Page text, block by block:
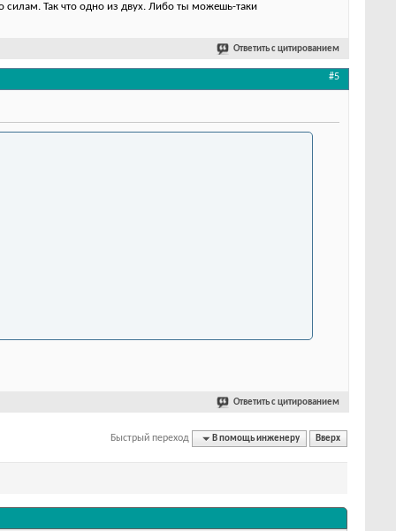
Так что одно из двух. Либо ты можешь-таки
Ответить с цитированием
#5
Ответить с цитированием
Быстрый переход В помощь инженеру Вверх